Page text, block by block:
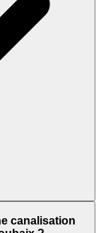
canalisation